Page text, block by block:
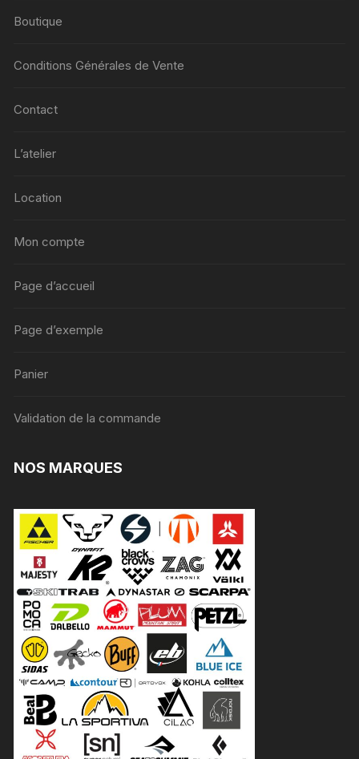
Boutique
Conditions Générales de Vente
Contact
L’atelier
Location
Mon compte
Page d’accueil
Page d’exemple
Panier
Validation de la commande
NOS MARQUES